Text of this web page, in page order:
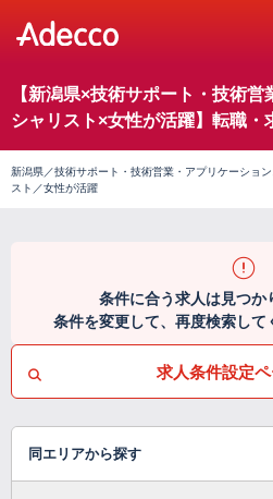
【新潟県×技術サポート・技術
シャリスト×女性が活躍】転職・
新潟県／技術サポート・技術営業・アプリケーション
スト／女性が活躍
条件に合う求人は見つか
条件を変更して、再度検索して
求人条件設定
同エリアから探す